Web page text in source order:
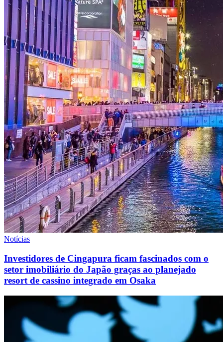
Notícias
Investidores de Cingapura ficam fascinados com o
setor imobiliário do Japão graças ao planejado
resort de cassino integrado em Osaka